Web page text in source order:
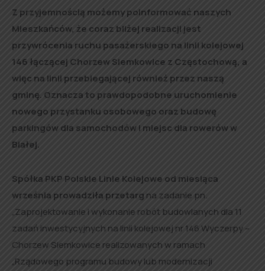
Z przyjemnością możemy poinformować naszych
Mieszkańców, że coraz bliżej realizacji jest
przywrócenia ruchu pasażerskiego na linii kolejowej
146 łączącej Chorzew Siemkowice z Częstochową, a
więc na linii przebiegającej również przez naszą
gminę. Oznacza to prawdopodobne uruchomienie
nowego przystanku osobowego oraz budowę
parkingów dla samochodów i miejsc dla rowerów w
Białej.
Spółka PKP Polskie Linie Kolejowe od miesiąca
września prowadziła przetarg na zadanie pn.
„Zaprojektowanie i wykonanie robót budowlanych dla 11
zadań inwestycyjnych na linii kolejowej nr 146 Wyczerpy –
Chorzew Siemkowice realizowanych w ramach
„Rządowego programu budowy lub modernizacji